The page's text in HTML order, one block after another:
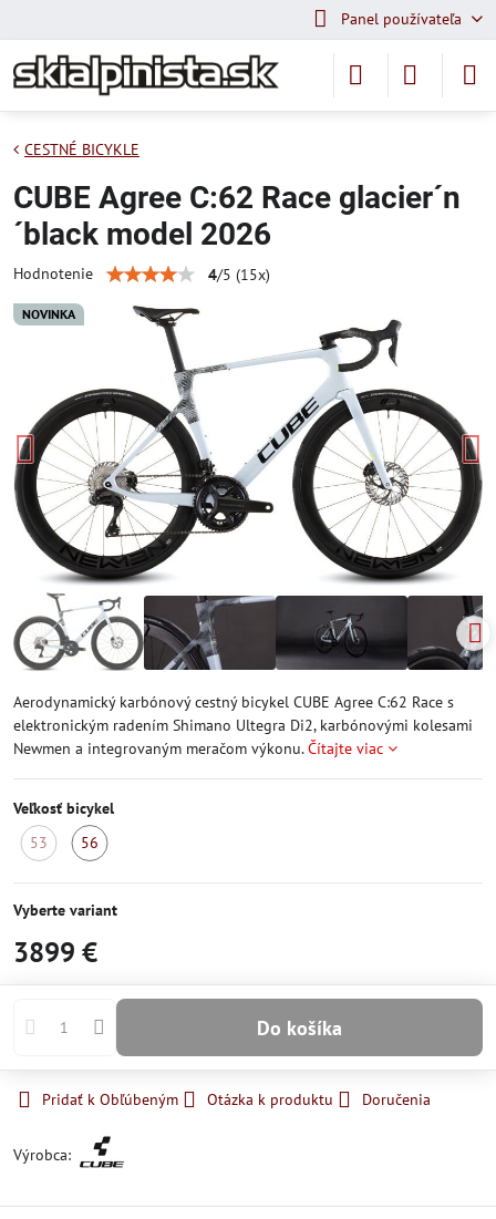
Panel používateľa
NOVINKA
CESTNÉ BICYKLE
CUBE Agree C:62 Race glacier´n
´black model 2026
Hodnotenie 4/5 (15x)
Aerodynamický karbónový cestný bicykel CUBE Agree C:62 Race s
elektronickým radením Shimano Ultegra Di2, karbónovými kolesami
Newmen a integrovaným meračom výkonu.Čítajte viac
Veľkosť bicykel
53
56
Vyberte variant
3899 €
Do košíka
Pridať k Obľúbeným Otázka k produktu Doručenia
Výrobca: